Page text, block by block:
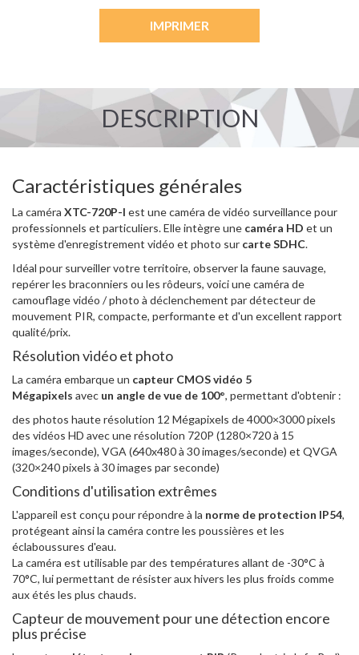
IMPRIMER
DESCRIPTION
Caractéristiques générales
La caméra XTC-720P-I est une caméra de vidéo surveillance pour
professionnels et particuliers. Elle intègre une caméra HD et un
système d'enregistrement vidéo et photo sur carte SDHC.
Idéal pour surveiller votre territoire, observer la faune sauvage,
repérer les braconniers ou les rôdeurs, voici une caméra de
camouflage vidéo / photo à déclenchement par détecteur de
mouvement PIR, compacte, performante et d'un excellent rapport
qualité/prix.
Résolution vidéo et photo
La caméra embarque un capteur CMOS vidéo 5
Mégapixels avec un angle de vue de 100°, permettant d'obtenir :
des photos haute résolution 12 Mégapixels de 4000×3000 pixels
des vidéos HD avec une résolution 720P (1280×720 à 15
images/seconde), VGA (640x480 à 30 images/seconde) et QVGA
(320×240 pixels à 30 images par seconde)
Conditions d'utilisation extrêmes
L'appareil est conçu pour répondre à la norme de protection IP54,
protégeant ainsi la caméra contre les poussières et les
éclaboussures d'eau.
La caméra est utilisable par des températures allant de -30°C à
70°C, lui permettant de résister aux hivers les plus froids comme
aux étés les plus chauds.
Capteur de mouvement pour une détection encore
plus précise